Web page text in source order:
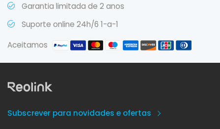
Garantia limitada de 2 anos
Suporte online 24h/6 1-a-1
Aceitamos
Subscrever para novidades e ofertas